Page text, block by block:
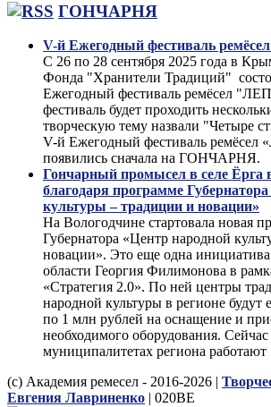
ГОНЧАРНЯ
V-й Ежегодный фестиваль
С 26 по 28 сентября 2025 года в
Фонда "Хранители Традиций"
Ежегодный фестиваль ремёсел
фестиваль будет проходить
творческую тему назвали "Четыре
V-й Ежегодный фестиваль
появились сначала на ГОНЧАРНЯ.
Гончарный промысел в селе Ёрга
благодаря программе
культуры – традиции и новации»
На Вологодчине стартовала новая
Губернатора «Центр народной
новации». Это еще одна инициатива
области Георгия Филимонова в
«Стратегия 2.0». По ней центры
народной культуры в регионе будут
по 1 млн рублей на оснащение и
необходимого оборудования.
муниципалитетах региона
(с) Академия ремесел - 2016-2026 |
Евгения Лавриненко | 020BE